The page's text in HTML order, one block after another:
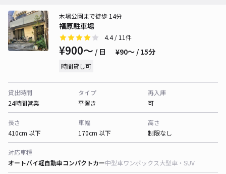
福原駐車場
木場公園まで徒歩 14分
4.4/ 11件
¥900〜 / 日 ¥90〜 / 15分
時間貸し可
貸出時間
24時間営業
タイプ
平置き
再入庫
可
長さ
410cm 以下
車幅
170cm 以下
高さ
制限なし
対応車種
オートバイ軽自動車コンパクトカー中型車ワンボックス大型車・SUV